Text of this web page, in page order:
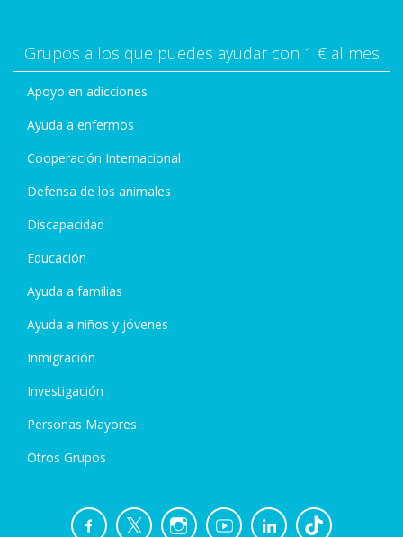
Grupos a los que puedes ayudar con 1 € al mes
Apoyo en adicciones
Ayuda a enfermos
Cooperación Internacional
Defensa de los animales
Discapacidad
Educación
Ayuda a familias
Ayuda a niños y jóvenes
Inmigración
Investigación
Personas Mayores
Otros Grupos